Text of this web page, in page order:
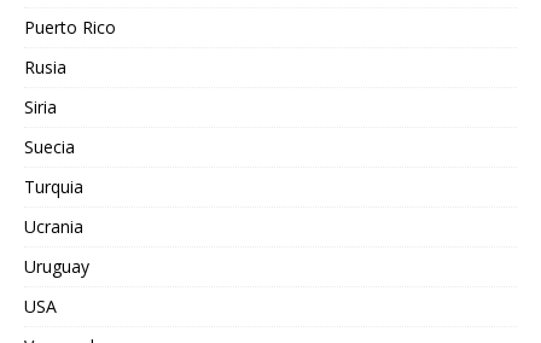
Puerto Rico
Rusia
Siria
Suecia
Turquia
Ucrania
Uruguay
USA